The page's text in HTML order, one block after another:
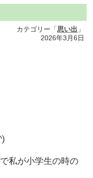
カテゴリー「思い出 」
2026年3月6日
私が小学生の時の